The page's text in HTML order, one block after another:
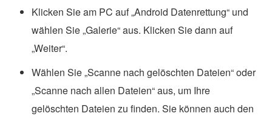
Klicken Sie am PC auf „Android Datenrettung“ und
wählen Sie „Galerie“ aus. Klicken Sie dann auf
„Weiter“.
Wählen Sie „Scanne nach gelöschten Dateien“ oder
„Scanne nach allen Dateien“ aus, um Ihre
gelöschten Dateien zu finden. Sie können auch den